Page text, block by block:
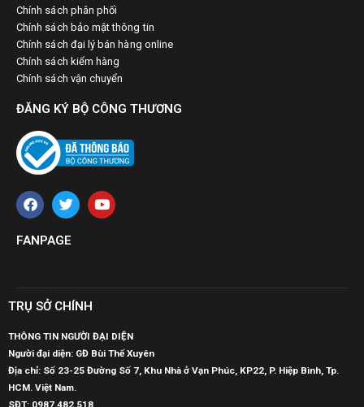
Chính sách phân phối
Chính sách bảo mật thông tin
Chính sách đại lý bán hàng online
Chính sách kiểm hàng
Chính sách vận chuyển
ĐĂNG KÝ BỘ CÔNG THƯƠNG
FANPAGE
TRỤ SỞ CHÍNH
THÔNG TIN NGƯỜI ĐẠI DIỆN
Người đại diện: GĐ Bùi Thế Xuyên
Địa chỉ: Số 23-25 Đường Số 7, Khu Nhà ở Vạn Phúc, KP22, P. Hiệp Bình, Tp.
HCM. Việt Nam.
SĐT: 0987.482.518